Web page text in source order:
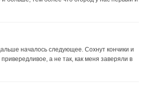
началось следующее. Сохнут кончики и
а не так, как меня заверяли в